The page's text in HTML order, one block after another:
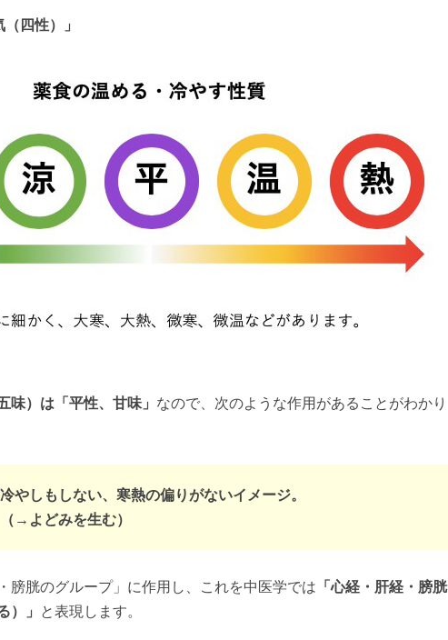
四性）」
味）は「平性、甘味」 なので、次のような作用があることがわかり
やしもしない、寒熱の偏りがないイメージ。
→よどみを生む）
膀胱のグループ」に作用し、これを中医学では 「心経・肝経・膀胱
）」
と表現します。